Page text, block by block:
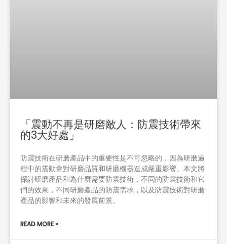
「震動不再是研磨敵人：防震技術帶來
的3大好處」
防震技術在研磨產品中的重要性是不可忽略的，因為研磨過
程中的震動會對研磨品質和研磨機器造成嚴重影響。本文將
探討研磨產品和為什麼需要防震技術，不同的防震技術和它
們的效果，不同研磨產品的防震需求，以及防震技術對研磨
產品的影響和未來的發展前景。
READ MORE »